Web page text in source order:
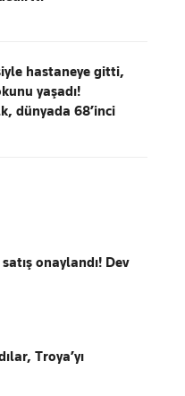
hastaneye gitti,
yaşadı!
dünyada 68’inci
onaylandı! Dev
Troya’yı